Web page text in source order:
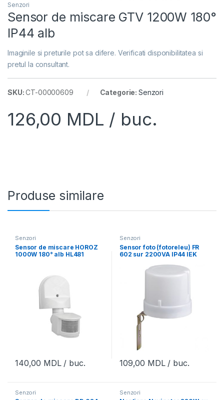
Senzori
Sensor de miscare GTV 1200W 180°
IP44 alb
Imaginile si preturile pot sa difere. Verificati disponibilitatea si
pretul la consultant.
SKU:CT-00000609 Categorie: Senzori
126,00 MDL / buc.
Produse similare
Senzori
Sensor de miscare HOROZ
1000W 180° alb HL481
140,00 MDL/ buc.
Senzori
Sensor foto (fotoreleu) FR
602 sur 2200VA IP44 IEK
109,00 MDL/ buc.
Senzori Senzori